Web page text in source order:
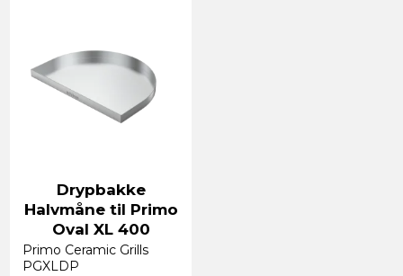
Drypbakke
Halvmåne til Primo
Oval XL 400
Primo Ceramic Grills
PGXLDP